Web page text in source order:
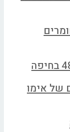
של אימו